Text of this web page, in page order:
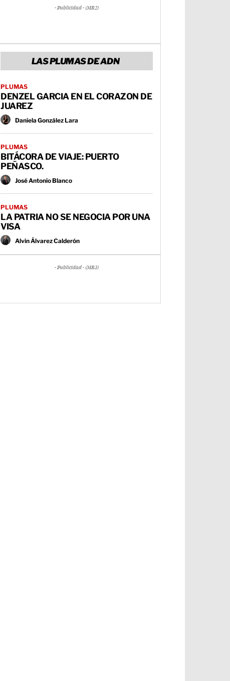
- Publicidad - (MR2)
LAS PLUMAS DE ADN
PLUMAS
DENZEL GARCIA EN EL CORAZON DE
JUAREZ
Daniela González Lara
PLUMAS
BITÁCORA DE VIAJE: PUERTO
PEÑASCO.
José Antonio Blanco
PLUMAS
LA PATRIA NO SE NEGOCIA POR UNA
VISA
Alvin Álvarez Calderón
- Publicidad - (MR3)